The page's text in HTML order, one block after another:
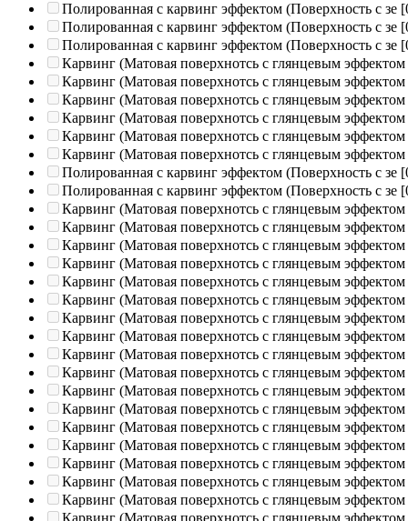
Полированная c карвинг эффектом (Поверхность с зе
Полированная c карвинг эффектом (Поверхность с зе
Полированная c карвинг эффектом (Поверхность с зе
Карвинг (Матовая поверхнотсь с глянцевым эффектом
Карвинг (Матовая поверхнотсь с глянцевым эффектом
Карвинг (Матовая поверхнотсь с глянцевым эффектом
Карвинг (Матовая поверхнотсь с глянцевым эффектом
Карвинг (Матовая поверхнотсь с глянцевым эффектом
Карвинг (Матовая поверхнотсь с глянцевым эффектом
Полированная c карвинг эффектом (Поверхность с зе
Полированная c карвинг эффектом (Поверхность с зе
Карвинг (Матовая поверхнотсь с глянцевым эффектом
Карвинг (Матовая поверхнотсь с глянцевым эффектом
Карвинг (Матовая поверхнотсь с глянцевым эффектом
Карвинг (Матовая поверхнотсь с глянцевым эффектом
Карвинг (Матовая поверхнотсь с глянцевым эффектом
Карвинг (Матовая поверхнотсь с глянцевым эффектом
Карвинг (Матовая поверхнотсь с глянцевым эффектом
Карвинг (Матовая поверхнотсь с глянцевым эффектом
Карвинг (Матовая поверхнотсь с глянцевым эффектом
Карвинг (Матовая поверхнотсь с глянцевым эффектом
Карвинг (Матовая поверхнотсь с глянцевым эффектом
Карвинг (Матовая поверхнотсь с глянцевым эффектом
Карвинг (Матовая поверхнотсь с глянцевым эффектом
Карвинг (Матовая поверхнотсь с глянцевым эффектом
Карвинг (Матовая поверхнотсь с глянцевым эффектом
Карвинг (Матовая поверхнотсь с глянцевым эффектом
Карвинг (Матовая поверхнотсь с глянцевым эффектом